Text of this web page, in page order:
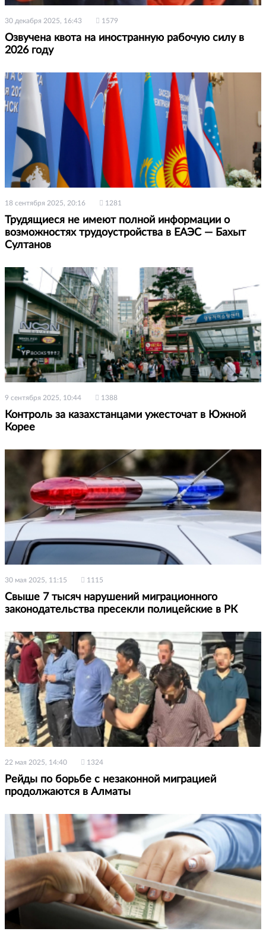
30 декабря 2025, 16:43 1579
Озвучена квота на иностранную рабочую силу в
2026 году
18 сентября 2025, 20:16 1281
Трудящиеся не имеют полной информации о
возможностях трудоустройства в ЕАЭС — Бахыт
Султанов
9 сентября 2025, 10:44 1388
Контроль за казахстанцами ужесточат в Южной
Корее
30 мая 2025, 11:15 1115
Свыше 7 тысяч нарушений миграционного
законодательства пресекли полицейские в РК
22 мая 2025, 14:40 1324
Рейды по борьбе с незаконной миграцией
продолжаются в Алматы